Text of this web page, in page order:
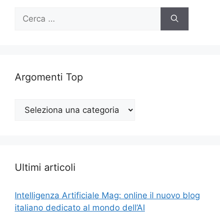
per:
Argomenti Top
Argomenti
Top
Ultimi articoli
Intelligenza Artificiale Mag: online il nuovo blog
italiano dedicato al mondo dell’AI